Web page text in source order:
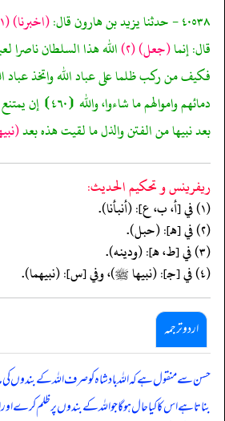
٤٠٥٣٨ - حدثنا يزيد بن هارون قال: (اخبرنا)(١)
قال: إنما(جعل)(٢) الله هذا السلطان ناصرا
فكيف من ركب ظلما على عباد الله واتخذ عباد
دمائهم واموالهم ما
بعد نبيها من الفتن والذل ما لقيت هذه بعد
ريفرينس و تحكيم الحدیث:
(١) في [أ، ب، ع]: (أنبأنا).
(٢) في [هـ]: (حبل).
(٣) في [ط، هـ]: (ودينه).
(٤) في [جـ]: (نبيها ﷺ)، وفي [س]: (نبيهما).
اردو ترجمہ
حسن سے منقول ہے کہ اللہ بادشاہ کو صرف اللہ کے بندوں
بناتا ہے اس کا کیا حال ہوگا جو اللہ کے بندوں پر ظلم کرے اور